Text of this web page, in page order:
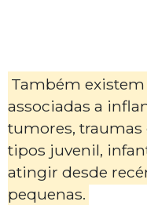
Também
associadas a
tumores, traumas
tipos juvenil,
atingir desde
pequenas.